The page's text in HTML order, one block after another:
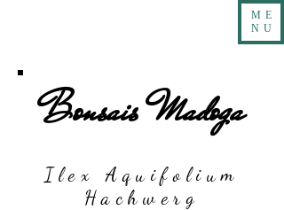
ME
NU
Bonsais Madoga
Ilex Aquifolium
Hachwerg